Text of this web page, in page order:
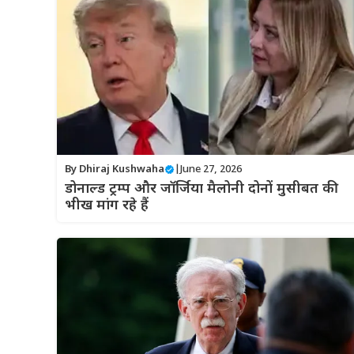
By Dhiraj Kushwaha June 27, 2026
डोनाल्ड ट्रम्प और जॉर्जिया मैलोनी दोनों मुसीबत की
भीख मांग रहे हैं